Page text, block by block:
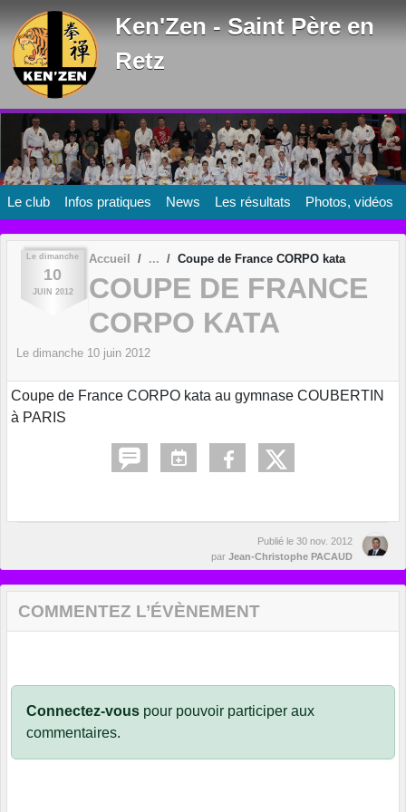
Ken'Zen - Saint Père en
Retz
Le club Infos pratiques News Les résultats Photos, vidéos
Le dimanche
10
JUIN 2012
Accueil Coupe de France CORPO kata
COUPE DE FRANCE
CORPO KATA
Le dimanche 10 juin 2012
Coupe de France CORPO kata au gymnase COUBERTIN
à PARIS
Publié le 30 nov. 2012
par Jean-Christophe PACAUD
COMMENTEZ L’ÉVÈNEMENT
Connectez-vous pour pouvoir participer aux
commentaires.
Panneau de gestion des cookies